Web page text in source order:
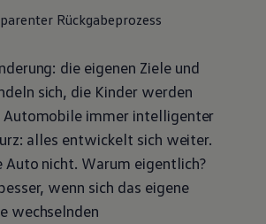
Rückgabeprozess
die eigenen Ziele und
sich, die Kinder werden
Automobile immer intelligenter
alles entwickelt sich weiter.
Auto nicht. Warum eigentlich?
wenn sich das eigene
wechselnden